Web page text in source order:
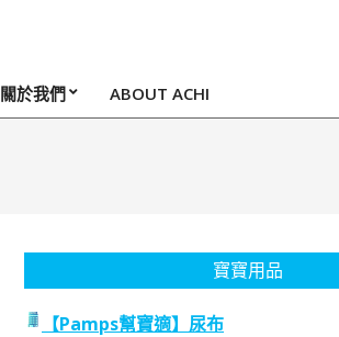
關於我們 ABOUT ACHI
寶寶用品
【Pamps幫寶適】尿布